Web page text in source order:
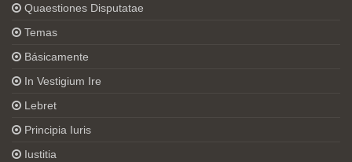
Quaestiones Disputatae
Temas
Básicamente
In Vestigium Ire
Lebret
Principia Iuris
Iustitia